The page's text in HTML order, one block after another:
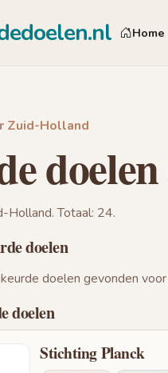
Home
Zuid-Holland
Holland. Totaal: 24.
doelen
doelen gevonden
doelen
Stichting Planck